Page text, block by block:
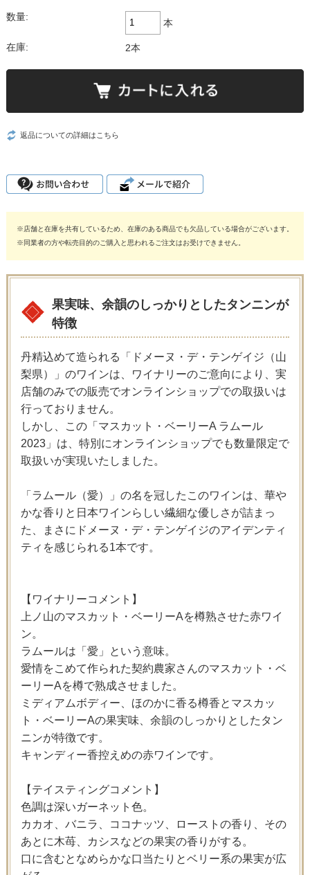
数量:
本
在庫: 2本
返品についての詳細はこちら
※店舗と在庫を共有しているため、在庫のある商品でも欠品している場合がございます。
※同業者の方や転売目的のご購入と思われるご注文はお受けできません。
果実味、余韻のしっかりとしたタンニンが
特徴
丹精込めて造られる「ドメーヌ・デ・テンゲイジ（山
梨県）」のワインは、ワイナリーのご意向により、実
店舗のみでの販売でオンラインショップでの取扱いは
行っておりません。
しかし、この「マスカット・ベーリーA ラムール
2023」は、特別にオンラインショップでも数量限定で
取扱いが実現いたしました。
「ラムール（愛）」の名を冠したこのワインは、華や
かな香りと日本ワインらしい繊細な優しさが詰まっ
た、まさにドメーヌ・デ・テンゲイジのアイデンティ
ティを感じられる1本です。
【ワイナリーコメント】
上ノ山のマスカット・ベーリーAを樽熟させた赤ワイ
ン。
ラムールは「愛」という意味。
愛情をこめて作られた契約農家さんのマスカット・ベ
ーリーAを樽で熟成させました。
ミディアムボディー、ほのかに香る樽香とマスカッ
ト・ベーリーAの果実味、余韻のしっかりとしたタン
ニンが特徴です。
キャンディー香控えめの赤ワインです。
【テイスティングコメント】
色調は深いガーネット色。
カカオ、バニラ、ココナッツ、ローストの香り、その
あとに木苺、カシスなどの果実の香りがする。
口に含むとなめらかな口当たりとベリー系の果実が広